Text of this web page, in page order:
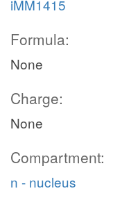
iMM1415
Formula:
None
Charge:
None
Compartment:
n - nucleus